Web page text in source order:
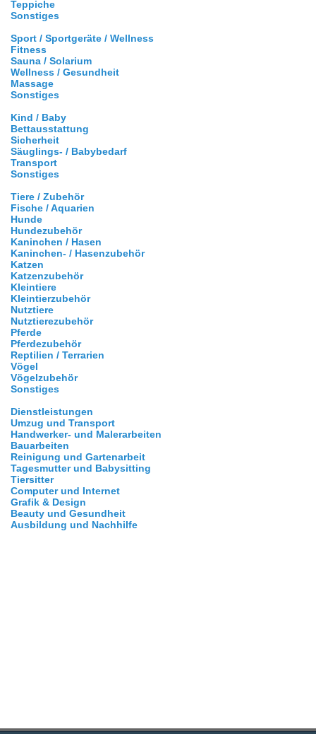
Teppiche
Sonstiges
Sport / Sportgeräte / Wellness
Fitness
Sauna / Solarium
Wellness / Gesundheit
Massage
Sonstiges
Kind / Baby
Bettausstattung
Sicherheit
Säuglings- / Babybedarf
Transport
Sonstiges
Tiere / Zubehör
Fische / Aquarien
Hunde
Hundezubehör
Kaninchen / Hasen
Kaninchen- / Hasenzubehör
Katzen
Katzenzubehör
Kleintiere
Kleintierzubehör
Nutztiere
Nutztierezubehör
Pferde
Pferdezubehör
Reptilien / Terrarien
Vögel
Vögelzubehör
Sonstiges
Dienstleistungen
Umzug und Transport
Handwerker- und Malerarbeiten
Bauarbeiten
Reinigung und Gartenarbeit
Tagesmutter und Babysitting
Tiersitter
Computer und Internet
Grafik & Design
Beauty und Gesundheit
Ausbildung und Nachhilfe